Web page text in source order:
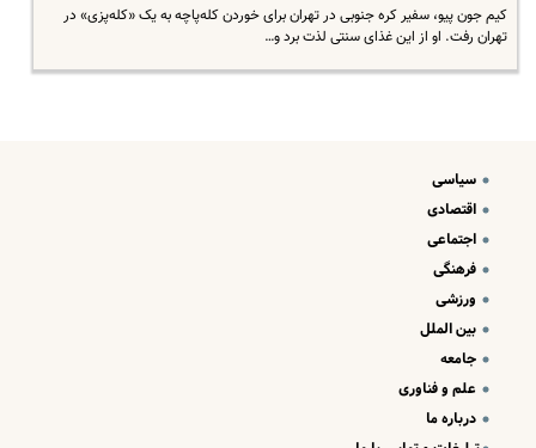
کیم جون پیو، سفیر کره جنوبی در تهران برای خوردن کله‌پاچه به یک «کله‌پزی» در
تهران رفت. او از این غذای سنتی لذت برد و…
سیاسی
اقتصادی
اجتماعی
فرهنگی
ورزشی
بین الملل
جامعه
علم و فناوری
درباره ما